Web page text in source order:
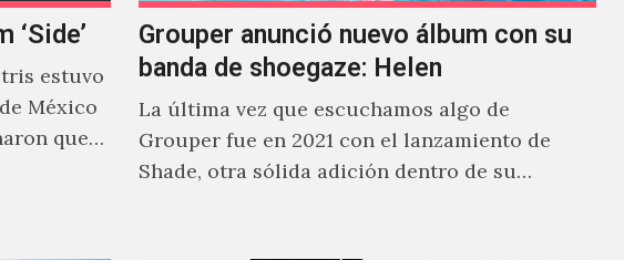
estuvo
México
que
Grouper anunció nuevo álbum con su
banda de shoegaze: Helen
La última vez que escuchamos algo de
Grouper fue en 2021 con el lanzamiento de
Shade, otra sólida adición dentro de su